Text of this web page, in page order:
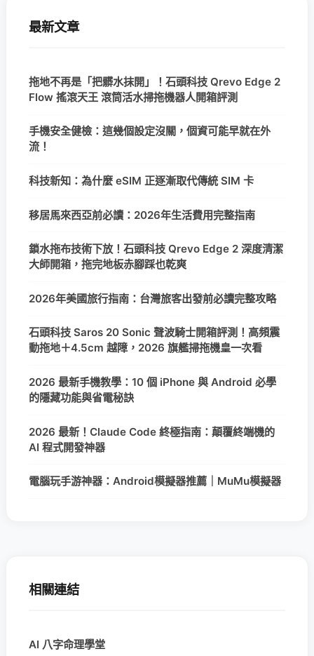
最新文章
拖地不再是「把髒水抹開」！石頭科技 Qrevo Edge 2
Flow 搖滾天王 滾筒活水掃拖機器人開箱評測
手機安全健檢：這幾個設定沒關，個資可能早就在外
流！
科技新知：為什麼 eSIM 正逐漸取代傳統 SIM 卡
移居馬來西亞前必讀：2026年生活費用完整指南
鎖水拖布技術下放！石頭科技 Qrevo Edge 2 深度清潔
大師開箱，拖完地板赤腳踩也乾爽
2026年美國旅行指南：台灣旅客出發前必讀完整攻略
石頭科技 Saros 20 Sonic 聲波騎士開箱評測！高頻震
動拖地＋4.5cm 越障，2026 旗艦掃拖機皇一次看
2026 最新手機教學：10 個 iPhone 與 Android 必學
的隱藏功能與省電秘訣
2026 最新！Claude Code 終極指南：顛覆終端機的
AI 程式開發神器
電腦玩手游神器：Android模擬器推薦｜MuMu模擬器
相關連結
AI 八字命理學堂